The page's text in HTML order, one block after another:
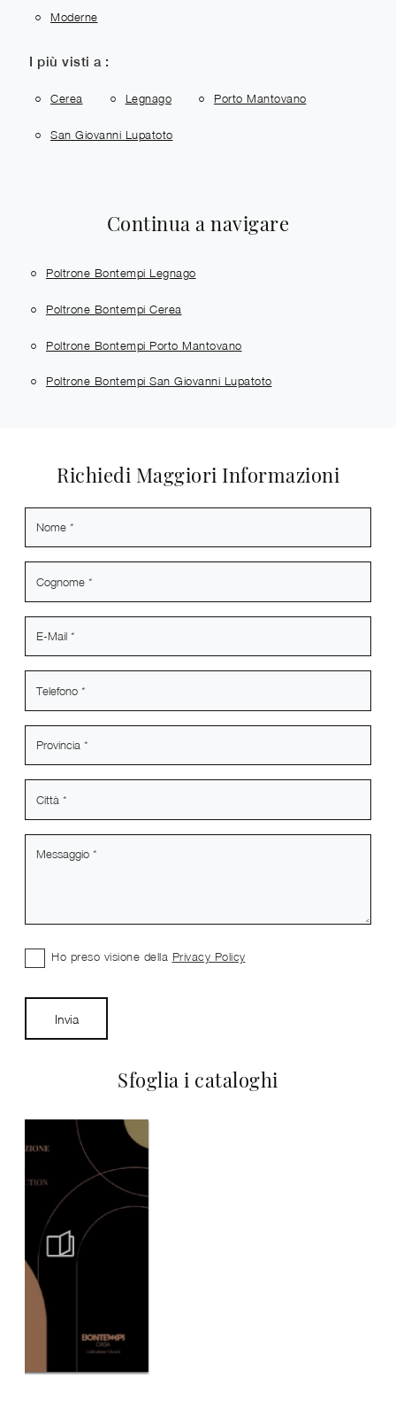
Moderne
I più visti a :
Cerea Legnago Porto Mantovano
San Giovanni Lupatoto
Continua a navigare
Poltrone Bontempi Legnago
Poltrone Bontempi Cerea
Poltrone Bontempi Porto Mantovano
Poltrone Bontempi San Giovanni Lupatoto
Sfoglia i cataloghi
Richiedi Maggiori Informazioni
Ho preso visione della Privacy Policy
Invia